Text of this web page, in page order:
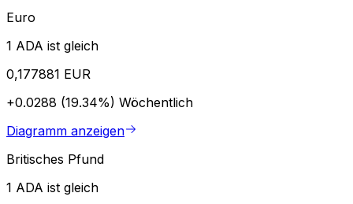
Euro
1 ADA ist gleich
0,177881 EUR
+0.0288 (19.34%) Wöchentlich
Diagramm anzeigen
Britisches Pfund
1 ADA ist gleich